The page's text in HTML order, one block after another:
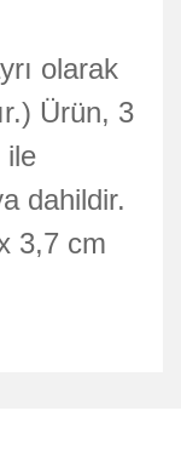
olarak
Ürün, 3
ile
dahildir.
3,7 cm